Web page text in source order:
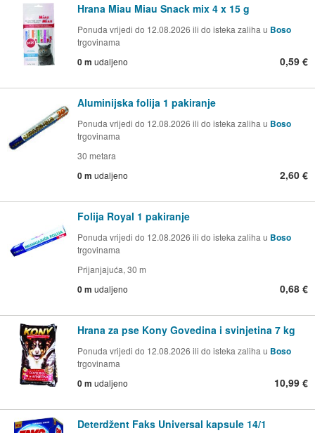
Hrana Miau Miau Snack mix 4 x 15 g
Ponuda vrijedi do 12.08.2026 ili do isteka zaliha u Boso
trgovinama
0 m udaljeno 0,59 €
Aluminijska folija 1 pakiranje
Ponuda vrijedi do 12.08.2026 ili do isteka zaliha u Boso
trgovinama
30 metara
0 m udaljeno 2,60 €
Folija Royal 1 pakiranje
Ponuda vrijedi do 12.08.2026 ili do isteka zaliha u Boso
trgovinama
Prijanjajuća, 30 m
0 m udaljeno 0,68 €
Hrana za pse Kony Govedina i svinjetina 7 kg
Ponuda vrijedi do 12.08.2026 ili do isteka zaliha u Boso
trgovinama
0 m udaljeno 10,99 €
Deterdžent Faks Universal kapsule 14/1